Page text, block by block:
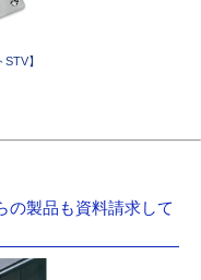
】
の製品も資料請求して